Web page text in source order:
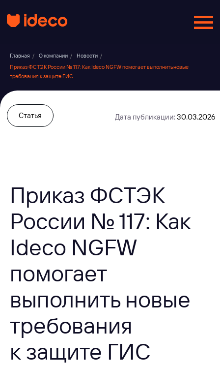
Главная / О компании / Новости /
Приказ ФСТЭК России № 117: Как Ideco NGFW помогает выполнить новые
требования к защите ГИС
Приказ ФСТЭК
России № 117: Как
Ideco NGFW
помогает
выполнить новые
требования
к защите ГИС